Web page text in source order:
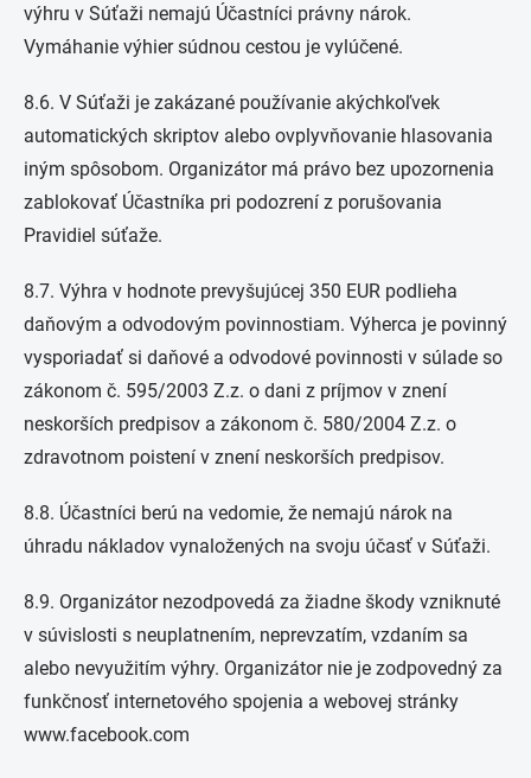
výhru v Súťaži nemajú Účastníci právny nárok.
Vymáhanie výhier súdnou cestou je vylúčené.
8.6. V Súťaži je zakázané používanie akýchkoľvek
automatických skriptov alebo ovplyvňovanie hlasovania
iným spôsobom. Organizátor má právo bez upozornenia
zablokovať Účastníka pri podozrení z porušovania
Pravidiel súťaže.
8.7. Výhra v hodnote prevyšujúcej 350 EUR podlieha
daňovým a odvodovým povinnostiam. Výherca je povinný
vysporiadať si daňové a odvodové povinnosti v súlade so
zákonom č. 595/2003 Z.z. o dani z príjmov v znení
neskorších predpisov a zákonom č. 580/2004 Z.z. o
zdravotnom poistení v znení neskorších predpisov.
8.8. Účastníci berú na vedomie, že nemajú nárok na
úhradu nákladov vynaložených na svoju účasť v Súťaži.
8.9. Organizátor nezodpovedá za žiadne škody vzniknuté
v súvislosti s neuplatnením, neprevzatím, vzdaním sa
alebo nevyužitím výhry. Organizátor nie je zodpovedný za
funkčnosť internetového spojenia a webovej stránky
www.facebook.com